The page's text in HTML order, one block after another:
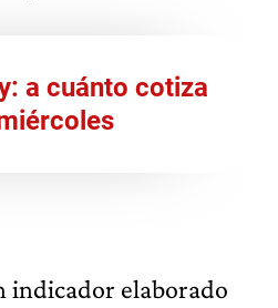
a cuánto cotiza
indicador elaborado